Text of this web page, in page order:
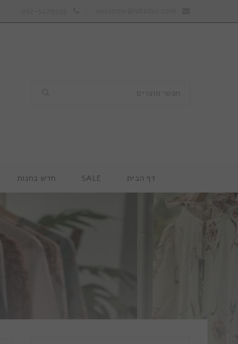
דף הבית SALE חדש בחנות